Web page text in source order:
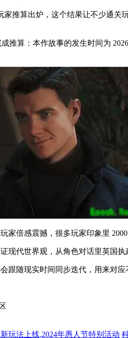
家推算出炉，这个结果让不少通
推算：本作故事的发生时间为
家倍感震撼，很多玩家印象里
现代世界观，从角色对话里英国
跟随现实时间同步迭代，用来对
玩法上线,2024年愚人节特别活动